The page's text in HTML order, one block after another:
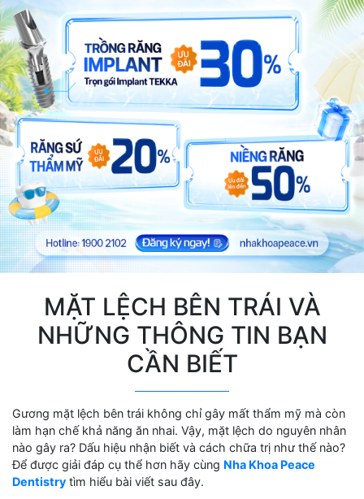
MẶT LỆCH BÊN TRÁI VÀ
NHỮNG THÔNG TIN BẠN
CẦN BIẾT
Gương mặt lệch bên trái không chỉ gây mất thẩm mỹ mà còn
làm hạn chế khả năng ăn nhai. Vậy, mặt lệch do nguyên nhân
nào gây ra? Dấu hiệu nhận biết và cách chữa trị như thế nào?
Để được giải đáp cụ thể hơn hãy cùng Nha Khoa Peace
Dentistry tìm hiểu bài viết sau đây.